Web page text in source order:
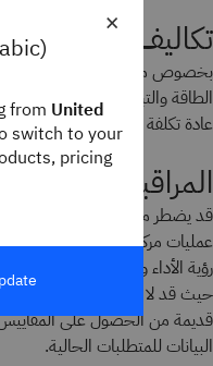
تكاليف
بخصوص مراكز البيانات الخاصة،
الطاقة والتبريد استهلاك قدر
عادة تكلفة غير ذات قيمة
المراقبة
قد يضطر مدراء مراكز البيانات
عمليات مركز البيانات المعقدة
رؤية الأداء وتوزيع عبء العمل غير
حيث قد لا يتمكن مدراء مراكز
قديمة من الحصول على المقاييس
البيانات للمتطلبات الحالية.
×
from United
switch to your
pricing